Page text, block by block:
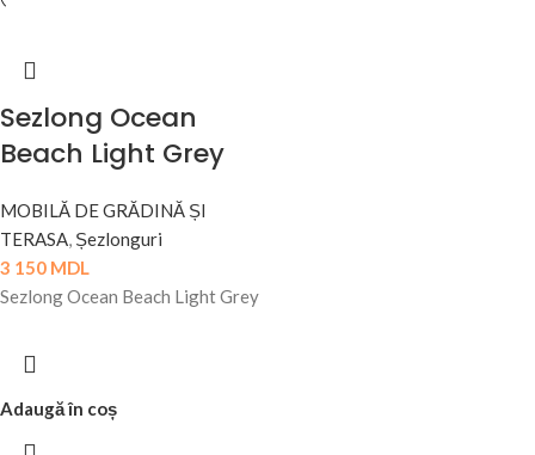
Sezlong Ocean
Beach Light Grey
MOBILĂ DE GRĂDINĂ ȘI
TERASA, Șezlonguri
3 150 MDL
Sezlong Ocean Beach Light Grey
Adaugă în coș